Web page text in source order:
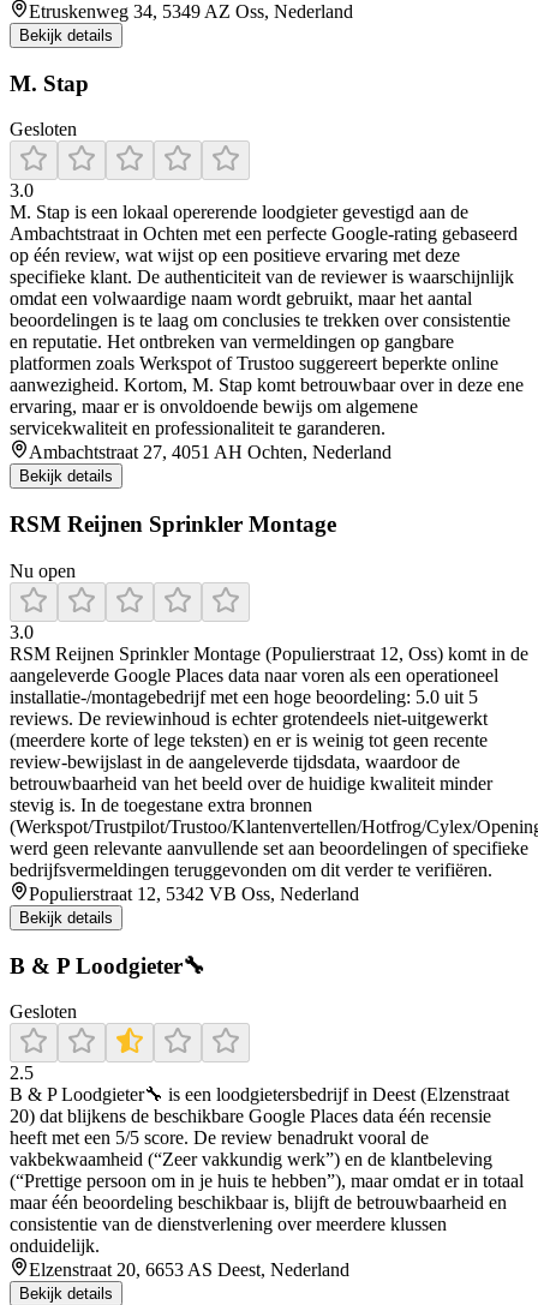
Etruskenweg 34, 5349 AZ Oss, Nederland
Bekijk details
M. Stap
Gesloten
3.0
M. Stap is een lokaal opererende loodgieter gevestigd aan de
Ambachtstraat in Ochten met een perfecte Google-rating gebaseerd
op één review, wat wijst op een positieve ervaring met deze
specifieke klant. De authenticiteit van de reviewer is waarschijnlijk
omdat een volwaardige naam wordt gebruikt, maar het aantal
beoordelingen is te laag om conclusies te trekken over consistentie
en reputatie. Het ontbreken van vermeldingen op gangbare
platformen zoals Werkspot of Trustoo suggereert beperkte online
aanwezigheid. Kortom, M. Stap komt betrouwbaar over in deze ene
ervaring, maar er is onvoldoende bewijs om algemene
servicekwaliteit en professionaliteit te garanderen.
Ambachtstraat 27, 4051 AH Ochten, Nederland
Bekijk details
RSM Reijnen Sprinkler Montage
Nu open
3.0
RSM Reijnen Sprinkler Montage (Populierstraat 12, Oss) komt in de
aangeleverde Google Places data naar voren als een operationeel
installatie-/montagebedrijf met een hoge beoordeling: 5.0 uit 5
reviews. De reviewinhoud is echter grotendeels niet-uitgewerkt
(meerdere korte of lege teksten) en er is weinig tot geen recente
review-bewijslast in de aangeleverde tijdsdata, waardoor de
betrouwbaarheid van het beeld over de huidige kwaliteit minder
stevig is. In de toegestane extra bronnen
(Werkspot/Trustpilot/Trustoo/Klantenvertellen/Hotfrog/Cylex/
werd geen relevante aanvullende set aan beoordelingen of specifieke
bedrijfsvermeldingen teruggevonden om dit verder te verifiëren.
Populierstraat 12, 5342 VB Oss, Nederland
Bekijk details
B & P Loodgieter🔧
Gesloten
2.5
B & P Loodgieter🔧 is een loodgietersbedrijf in Deest (Elzenstraat
20) dat blijkens de beschikbare Google Places data één recensie
heeft met een 5/5 score. De review benadrukt vooral de
vakbekwaamheid (“Zeer vakkundig werk”) en de klantbeleving
(“Prettige persoon om in je huis te hebben”), maar omdat er in totaal
maar één beoordeling beschikbaar is, blijft de betrouwbaarheid en
consistentie van de dienstverlening over meerdere klussen
onduidelijk.
Elzenstraat 20, 6653 AS Deest, Nederland
Bekijk details